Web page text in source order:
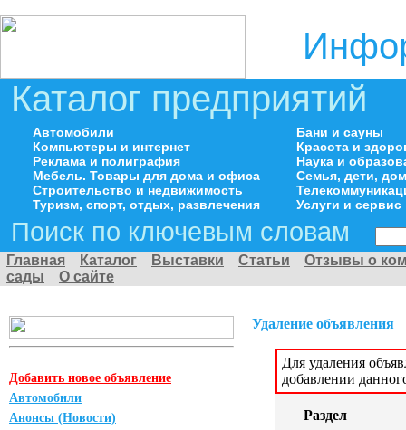
Каталог предприятий
Автомобили
Компьютеры и интернет
Реклама и полиграфия
Мебель. Товары для дома и офиса
Строительство и недвижимость
Туризм, спорт, отдых, развлечения
Бани и сауны
Красота и
Наука и
Семья, дети,
Услуги и сервис
Поиск по ключевым словам
Главная Каталог Выставки Статьи
Отзывы о
сады
О сайте
Добавить новое объявление
Автомобили
Анонсы (Новости)
Удаление объявления
Для удаления
добавлении
Раздел